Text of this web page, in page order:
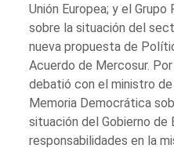
Unión Europea; y el
sobre la situación del
nueva propuesta de
Acuerdo de Mercosur.
debatió con el ministro
Memoria Democrática
situación del Gobierno de
responsabilidades en la